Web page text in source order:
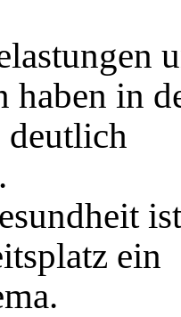
haben in
deutlich
ein